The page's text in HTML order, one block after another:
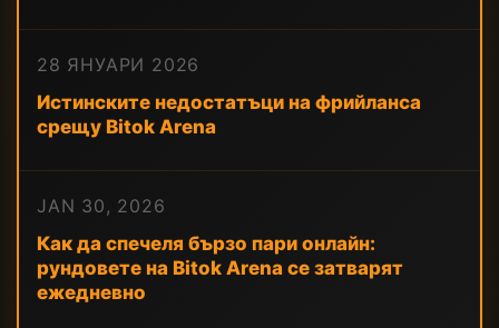
28 ЯНУАРИ 2026
Истинските недостатъци на фрийланса
срещу Bitok Arena
JAN 30, 2026
Как да спечеля бързо пари онлайн:
рундовете на Bitok Arena се затварят
ежедневно